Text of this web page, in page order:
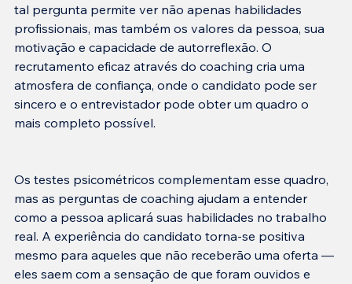
tal pergunta permite ver não apenas habilidades
profissionais, mas também os valores da pessoa, sua
motivação e capacidade de autorreflexão. O
recrutamento eficaz através do coaching cria uma
atmosfera de confiança, onde o candidato pode ser
sincero e o entrevistador pode obter um quadro o
Os testes psicométricos complementam esse quadro,
mas as perguntas de coaching ajudam a entender
como a pessoa aplicará suas habilidades no trabalho
real. A experiência do candidato torna-se positiva
mesmo para aqueles que não receberão uma oferta —
eles saem com a sensação de que foram ouvidos e